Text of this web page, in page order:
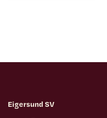
Eigersund SV